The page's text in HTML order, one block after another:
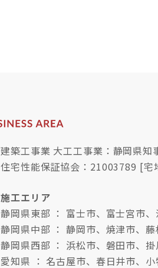
建築工事業 大工工事業：静岡県
住宅性能保証協会：21003789 [
施工エリア
静岡県東部 ： 富士市、富士宮市
静岡県中部 ： 静岡市、焼津市、
静岡県西部 ： 浜松市、磐田市、
愛知県 ： 名古屋市、春日井市、